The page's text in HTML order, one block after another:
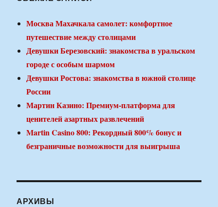
Москва Махачкала самолет: комфортное
путешествие между столицами
Девушки Березовский: знакомства в уральском
городе с особым шармом
Девушки Ростова: знакомства в южной столице
России
Мартин Казино: Премиум-платформа для
ценителей азартных развлечений
Martin Casino 800: Рекордный 800% бонус и
безграничные возможности для выигрыша
АРХИВЫ